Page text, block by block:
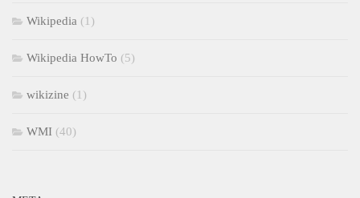
Wikipedia (1)
Wikipedia HowTo (5)
wikizine (1)
WMI (40)